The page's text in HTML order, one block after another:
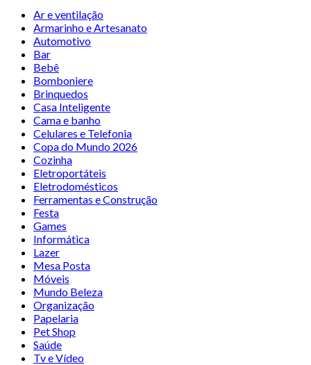
Ar e ventilação
Armarinho e Artesanato
Automotivo
Bar
Bebê
Bomboniere
Brinquedos
Casa Inteligente
Cama e banho
Celulares e Telefonia
Copa do Mundo 2026
Cozinha
Eletroportáteis
Eletrodomésticos
Ferramentas e Construção
Festa
Games
Informática
Lazer
Mesa Posta
Móveis
Mundo Beleza
Organização
Papelaria
Pet Shop
Saúde
Tv e Vídeo